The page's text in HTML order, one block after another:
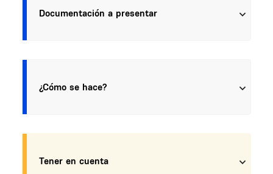
Documentación a presentar
¿Cómo se hace?
Tener en cuenta